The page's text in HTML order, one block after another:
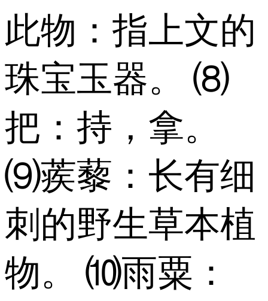
此物：指上文的
珠宝玉器。 ⑻
把：持，拿。
⑼蒺藜：长有细
刺的野生草本植
物。 ⑽雨粟：